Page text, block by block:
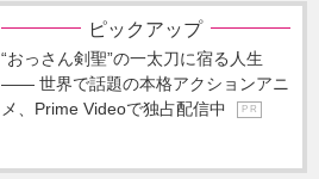
ピックアップ
“おっさん剣聖”の一太刀に宿る人生
―― 世界で話題の本格アクションアニ
メ、Prime Videoで独占配信中
P R